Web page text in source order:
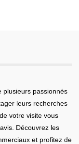
plusieurs passionnés
leurs recherches
votre visite vous
Découvrez les
et profitez de